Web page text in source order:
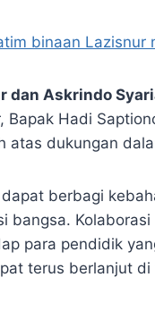
binaan Lazisnur
dan Askrindo
Bapak Hadi
atas dukungan
berbagi
bangsa.
para pendidik
terus berlanjut